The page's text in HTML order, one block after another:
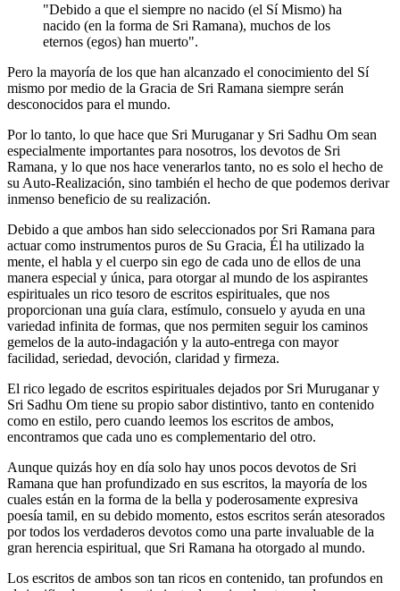
"Debido a que el siempre no nacido (el Sí Mismo) ha
nacido (en la forma de Sri Ramana), muchos de los
eternos (egos) han muerto".
Pero la mayoría de los que han alcanzado el conocimiento del Sí
mismo por medio de la Gracia de Sri Ramana siempre serán
desconocidos para el mundo.
Por lo tanto, lo que hace que Sri Muruganar y Sri Sadhu Om sean
especialmente importantes para nosotros, los devotos de Sri
Ramana, y lo que nos hace venerarlos tanto, no es solo el hecho de
su Auto-Realización, sino también el hecho de que podemos derivar
inmenso beneficio de su realización.
Debido a que ambos han sido seleccionados por Sri Ramana para
actuar como instrumentos puros de Su Gracia, Él ha utilizado la
mente, el habla y el cuerpo sin ego de cada uno de ellos de una
manera especial y única, para otorgar al mundo de los aspirantes
espirituales un rico tesoro de escritos espirituales, que nos
proporcionan una guía clara, estímulo, consuelo y ayuda en una
variedad infinita de formas, que nos permiten seguir los caminos
gemelos de la auto-indagación y la auto-entrega con mayor
facilidad, seriedad, devoción, claridad y firmeza.
El rico legado de escritos espirituales dejados por Sri Muruganar y
Sri Sadhu Om tiene su propio sabor distintivo, tanto en contenido
como en estilo, pero cuando leemos los escritos de ambos,
encontramos que cada uno es complementario del otro.
Aunque quizás hoy en día solo hay unos pocos devotos de Sri
Ramana que han profundizado en sus escritos, la mayoría de los
cuales están en la forma de la bella y poderosamente expresiva
poesía tamil, en su debido momento, estos escritos serán atesorados
por todos los verdaderos devotos como una parte invaluable de la
gran herencia espiritual, que Sri Ramana ha otorgado al mundo.
Los escritos de ambos son tan ricos en contenido, tan profundos en